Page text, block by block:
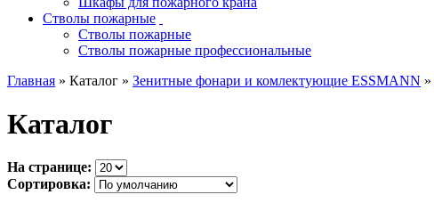
Стволы пожарные
Стволы пожарные
Стволы пожарные профессиональные
Главная » Каталог » Зенитные фонари и комлектующие ESSMANN »
Каталог
На странице:
Сортировка: